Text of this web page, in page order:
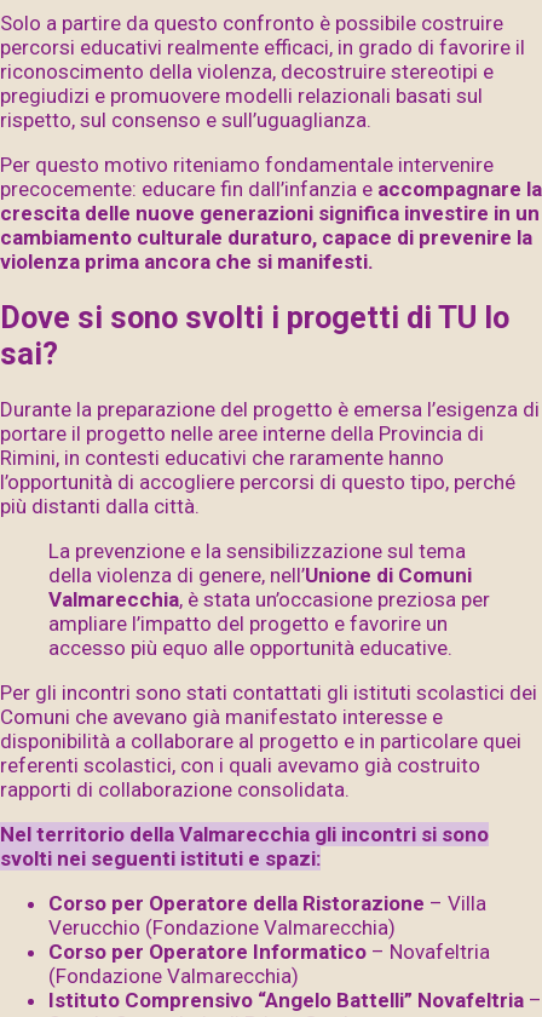
Solo a partire da questo confronto è possibile costruire
percorsi educativi realmente efficaci, in grado di favorire il
riconoscimento della violenza, decostruire stereotipi e
pregiudizi e promuovere modelli relazionali basati sul
rispetto, sul consenso e sull’uguaglianza.
Per questo motivo riteniamo fondamentale intervenire
precocemente: educare fin dall’infanzia e accompagnare la
crescita delle nuove generazioni significa investire in un
cambiamento culturale duraturo, capace di prevenire la
violenza prima ancora che si manifesti.
Dove si sono svolti i progetti di TU lo
sai?
Durante la preparazione del progetto è emersa l’esigenza di
portare il progetto nelle aree interne della Provincia di
Rimini, in contesti educativi che raramente hanno
l’opportunità di accogliere percorsi di questo tipo, perché
più distanti dalla città.
La prevenzione e la sensibilizzazione sul tema
della violenza di genere, nell’Unione di Comuni
Valmarecchia, è stata un’occasione preziosa per
ampliare l’impatto del progetto e favorire un
accesso più equo alle opportunità educative.
Per gli incontri sono stati contattati gli istituti scolastici dei
Comuni che avevano già manifestato interesse e
disponibilità a collaborare al progetto e in particolare quei
referenti scolastici, con i quali avevamo già costruito
rapporti di collaborazione consolidata.
Nel territorio della Valmarecchia gli incontri si sono
svolti nei seguenti istituti e spazi:
Corso per Operatore della Ristorazione – Villa
Verucchio (Fondazione Valmarecchia)
Corso per Operatore Informatico – Novafeltria
(Fondazione Valmarecchia)
Istituto Comprensivo “Angelo Battelli” Novafeltria –